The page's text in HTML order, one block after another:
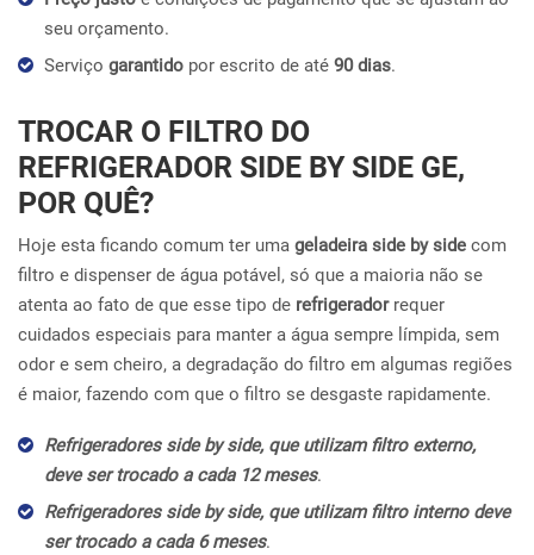
seu orçamento.
Serviço garantido por escrito de até 90 dias.
TROCAR O FILTRO DO
REFRIGERADOR SIDE BY SIDE GE,
POR QUÊ?
Hoje esta ficando comum ter uma geladeira side by side com
filtro e dispenser de água potável, só que a maioria não se
atenta ao fato de que esse tipo de refrigeradorrequer
cuidados especiais para manter a água sempre límpida, sem
odor e sem cheiro, a degradação do filtro em algumas regiões
é maior, fazendo com que o filtro se desgaste rapidamente.
Refrigeradores side by side, que utilizam filtro externo,
deve ser trocado a cada 12 meses.
Refrigeradores side by side, que utilizam filtro interno deve
ser trocado a cada 6 meses.